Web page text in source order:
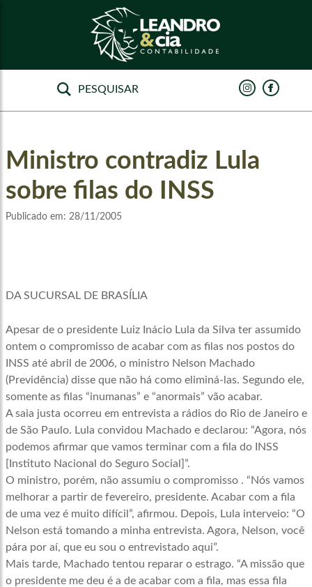
Ministro contradiz Lula
sobre filas do INSS
Publicado em: 28/11/2005
DA SUCURSAL DE BRASÍLIA
Apesar de o presidente Luiz Inácio Lula da Silva ter assumido
ontem o compromisso de acabar com as filas nos postos do
INSS até abril de 2006, o ministro Nelson Machado
(Previdência) disse que não há como eliminá-las. Segundo ele,
somente as filas “inumanas” e “anormais” vão acabar.
A saia justa ocorreu em entrevista a rádios do Rio de Janeiro e
de São Paulo. Lula convidou Machado e declarou: “Agora, nós
podemos afirmar que vamos terminar com a fila do INSS
[Instituto Nacional do Seguro Social]”.
O ministro, porém, não assumiu o compromisso . “Nós vamos
melhorar a partir de fevereiro, presidente. Acabar com a fila
de uma vez é muito difícil”, afirmou. Depois, Lula interveio: “O
Nelson está tomando a minha entrevista. Agora, Nelson, você
pára por aí, que eu sou o entrevistado aqui”.
Mais tarde, Machado tentou reparar o estrago. “A missão que
o presidente me deu é a de acabar com a fila, mas essa fila